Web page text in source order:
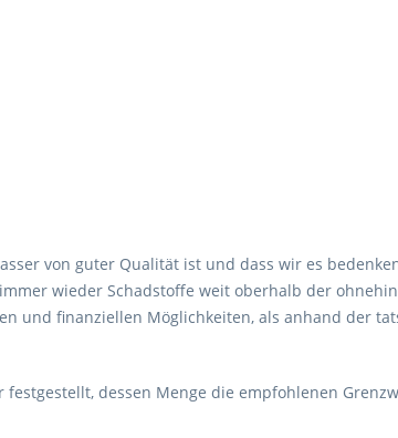
von guter Qualität ist und dass wir es
wieder Schadstoffe weit oberhalb der
und finanziellen Möglichkeiten, als anhand der
dessen Menge die empfohlenen